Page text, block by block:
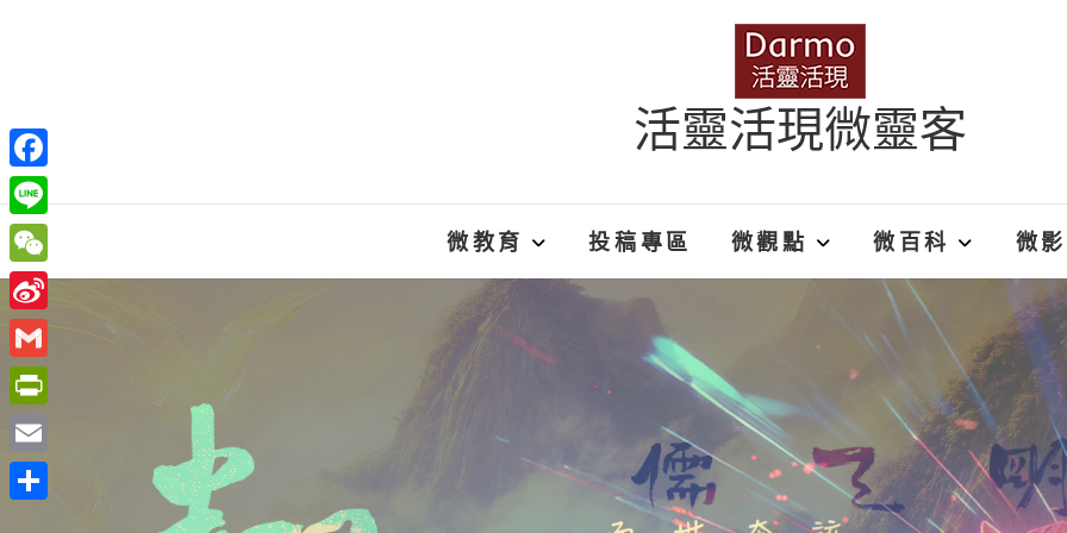
活靈活現微靈客
微教育 投稿專區 微觀點 微百科 微
F
a
c
e
b
o
o
k
L
i
n
e
W
e
C
h
a
t
S
i
n
a
W
G
m
a
P
r
i
E